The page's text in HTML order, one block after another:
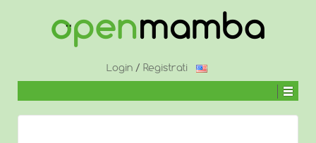
CONTENUTO
Login / Registrati